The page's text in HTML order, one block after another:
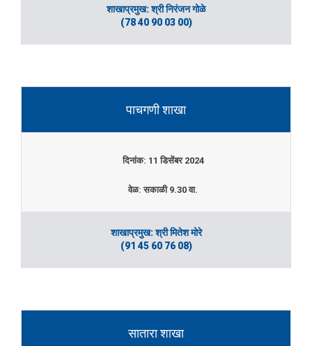
शाखाप्रमुख: श्री निरंजन गोळे
(78 40 90 03 00)
पाचगणी शाखा
दिनांक: 11 डिसेंबर 2024
वेळ: सकाळी 9.30 वा.
शाखाप्रमुख: श्री मितेश मोरे
(91 45 60 76 08)
सातारा शाखा